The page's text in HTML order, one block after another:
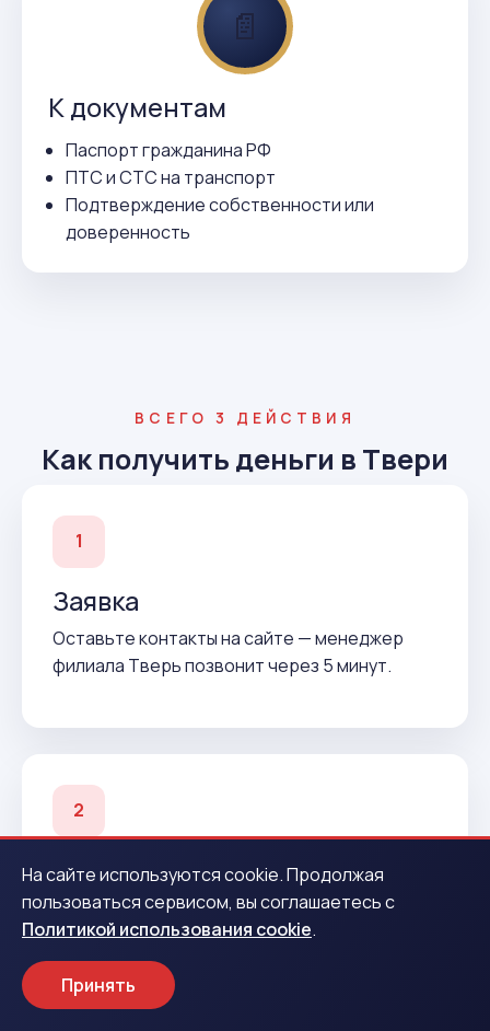
📄
К документам
Паспорт гражданина РФ
ПТС и СТС на транспорт
Подтверждение собственности или
доверенность
ВСЕГО 3 ДЕЙСТВИЯ
Как получить деньги в Твери
1
Заявка
Оставьте контакты на сайте — менеджер
филиала Тверь позвонит через 5 минут.
2
Подтверждение
Согласуем условия и подготовим договор до
вашего приезда.
На сайте используются cookie. Продолжая
пользоваться сервисом, вы соглашаетесь с
Политикой использования cookie.
Принять